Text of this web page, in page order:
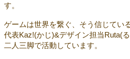
す。
ゲームは世界を繋ぐ、そう信じている
代表Kaz!(かじ)&デザイン担当Ruta(
二人三脚で活動しています。